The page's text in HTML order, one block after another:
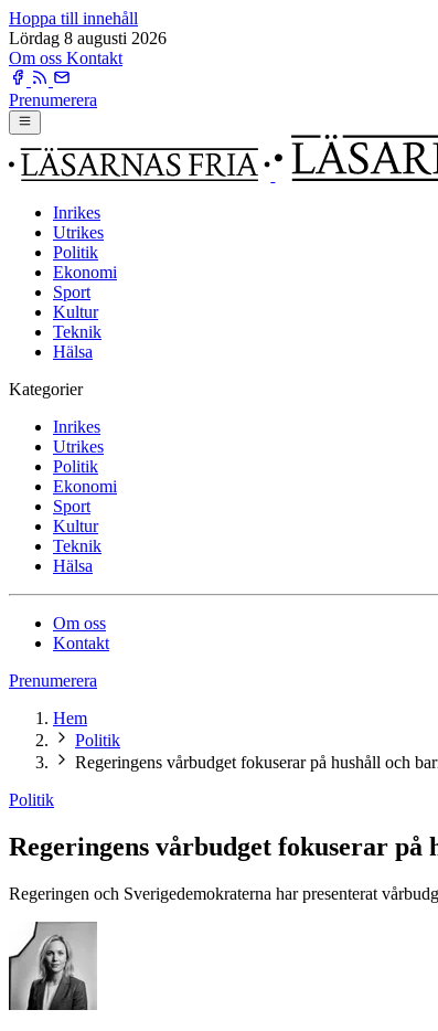
Hoppa till innehåll
Lördag 8 augusti 2026
Om oss Kontakt
Prenumerera
Inrikes
Utrikes
Politik
Ekonomi
Sport
Kultur
Teknik
Hälsa
Kategorier
Inrikes
Utrikes
Politik
Ekonomi
Sport
Kultur
Teknik
Hälsa
Om oss
Kontakt
Prenumerera
Hem
Politik
Regeringens vårbudget fokuserar på hushåll och
Politik
Regeringens vårbudget fokuserar på
Regeringen och Sverigedemokraterna har presenterat